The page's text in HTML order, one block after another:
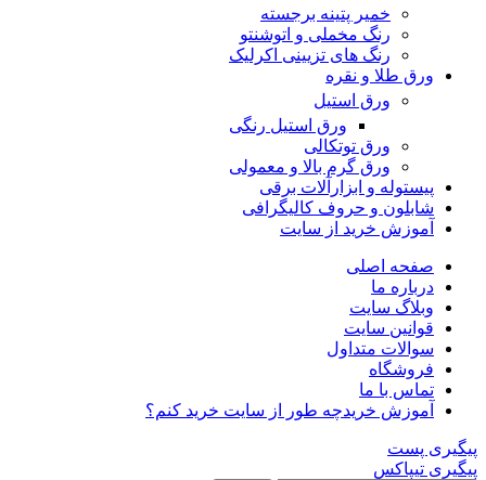
خمیر پتینه برجسته
رنگ مخملی و اتوشنتو
رنگ های تزیینی اکرلیک
ورق طلا و نقره
ورق استیل
ورق استیل رنگی
ورق توتکالی
ورق گرم بالا و معمولی
پیستوله و ابزارآلات برقی
شابلون و حروف کالیگرافی
آموزش خرید از سایت
صفحه اصلی
درباره ما
وبلاگ سایت
قوانین سایت
سوالات متداول
فروشگاه
تماس با ما
آموزش خریدچه طور از سایت خرید کنم؟
پیگیری پست
پیگیری تیپاکس